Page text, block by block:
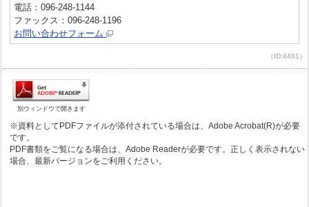
電話：096-248-1144
ファックス：096-248-1196
お問い合わせフォーム
（ID:4481）
別ウィンドウで開きます
※資料としてPDFファイルが添付されている場合は、Adobe Acrobat(R)が必要
です。
PDF書類をご覧になる場合は、Adobe Readerが必要です。正しく表示されない
場合、最新バージョンをご利用ください。